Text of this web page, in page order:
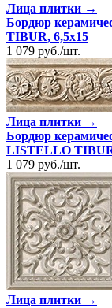
Лица плитки →
Бордюр
TIBUR, 6,5x15
1 079 руб./шт.
Лица плитки →
Бордюр
LISTELLO
1 079 руб./шт.
Лица плитки →